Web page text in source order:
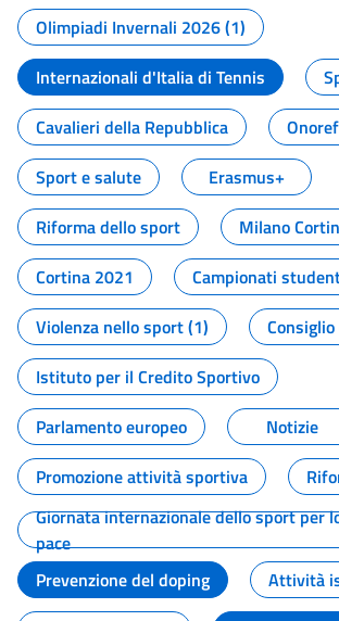
Olimpiadi Invernali 2026 (1)
Internazionali d'Italia di Tennis
Cavalieri della Repubblica
Sport e salute
Erasmus+
Riforma dello sport
Milano
Cortina 2021
Campionati
Violenza nello sport (1)
Istituto per il Credito Sportivo
Parlamento europeo
Notizie
Promozione attività sportiva
Giornata internazionale dello sport per
pace
Prevenzione del doping
Attività